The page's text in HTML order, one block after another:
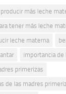
más leche
tener más leche
leche materna
importancia de
primerizas
de las madres